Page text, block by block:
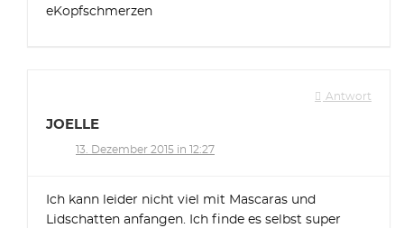
eKopfschmerzen
Antwort
JOELLE
13. Dezember 2015 in 12:27
Ich kann leider nicht viel mit Mascaras und
Lidschatten anfangen. Ich finde es selbst super